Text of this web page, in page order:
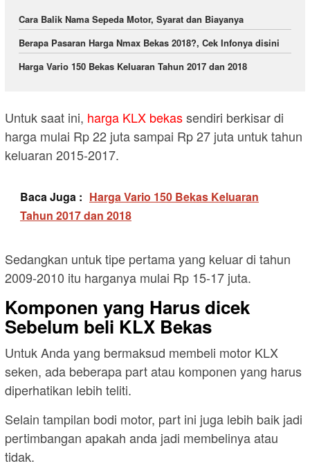
Cara Balik Nama Sepeda Motor, Syarat dan Biayanya
Berapa Pasaran Harga Nmax Bekas 2018?, Cek Infonya disini
Harga Vario 150 Bekas Keluaran Tahun 2017 dan 2018
Untuk saat ini, harga KLX bekassendiri berkisar di
harga mulai Rp 22 juta sampai Rp 27 juta untuk tahun
keluaran 2015-2017.
Baca Juga : Harga Vario 150 Bekas Keluaran
Tahun 2017 dan 2018
Sedangkan untuk tipe pertama yang keluar di tahun
2009-2010 itu harganya mulai Rp 15-17 juta.
Komponen yang Harus dicek
Sebelum beli KLX Bekas
Untuk Anda yang bermaksud membeli motor KLX
seken, ada beberapa part atau komponen yang harus
diperhatikan lebih teliti.
Selain tampilan bodi motor, part ini juga lebih baik jadi
pertimbangan apakah anda jadi membelinya atau
tidak.